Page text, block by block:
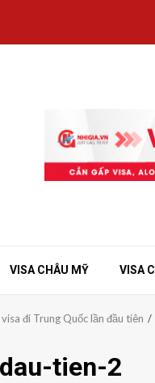
VISA CHÂU MỸ VISA
đi Trung Quốc lần đầu tiên
tien-2